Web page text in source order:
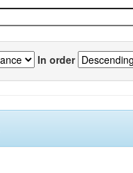
In order